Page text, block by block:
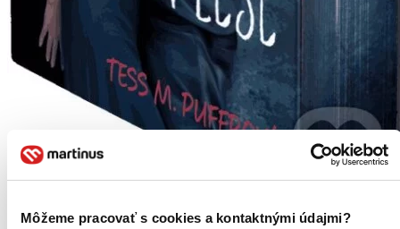
Môžeme pracovať s cookies a kontaktnými údajmi?
Kdo chytá v lese